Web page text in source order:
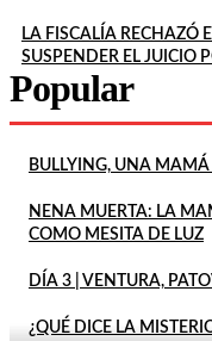
LA FISCALÍA RECHAZÓ
SUSPENDER EL JUICIO
Popular
BULLYING, UNA MAMÁ
NENA MUERTA: LA
COMO MESITA DE LUZ
DÍA 3 | VENTURA,
¿QUÉ DICE LA